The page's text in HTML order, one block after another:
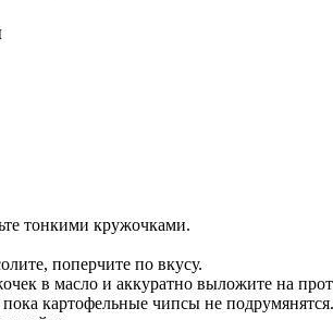
тонкими кружочками.
поперчите по вкусу.
в масло и аккуратно выложите на
картофельные чипсы не подрумянятся.